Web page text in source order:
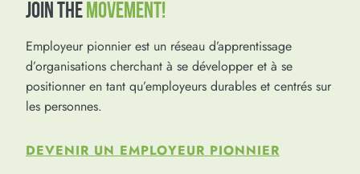
JOIN THEMOVEMENT!
Employeur pionnier est un réseau d’apprentissage
d’organisations cherchant à se développer et à se
positionner en tant qu’employeurs durables et centrés sur
les personnes.
DEVENIR UN EMPLOYEUR PIONNIER